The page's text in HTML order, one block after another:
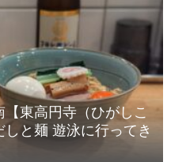
東高円寺（ひがしこ
しと麺 遊泳に行ってき